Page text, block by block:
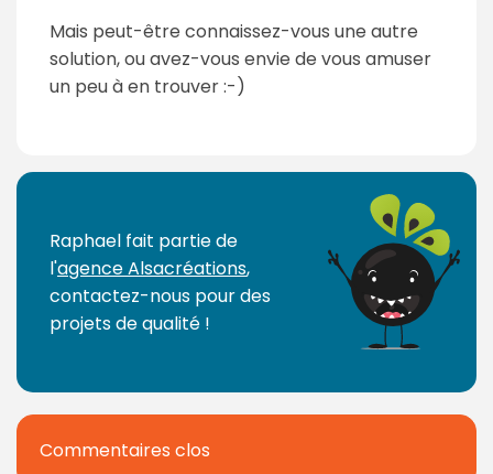
Mais peut-être connaissez-vous une autre
solution, ou avez-vous envie de vous amuser
un peu à en trouver :-)
Raphael fait partie de
l'agence Alsacréations,
contactez-nous pour des
projets de qualité !
Commentaires clos